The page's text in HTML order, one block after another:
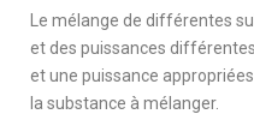
Le mélange de différentes
et des puissances
et une puissance
la substance à mélanger.